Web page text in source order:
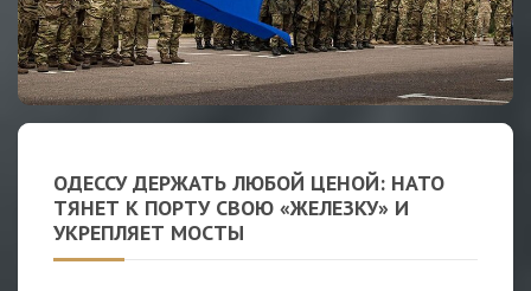
ОДЕССУ ДЕРЖАТЬ ЛЮБОЙ ЦЕНОЙ: НАТО
ТЯНЕТ К ПОРТУ СВОЮ «ЖЕЛЕЗКУ» И
УКРЕПЛЯЕТ МОСТЫ